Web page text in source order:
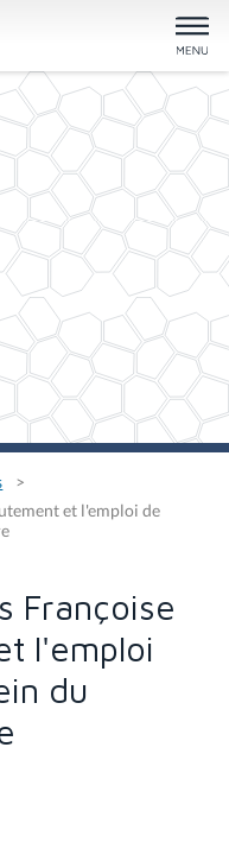
et l'emploi de
Françoise
l'emploi
du